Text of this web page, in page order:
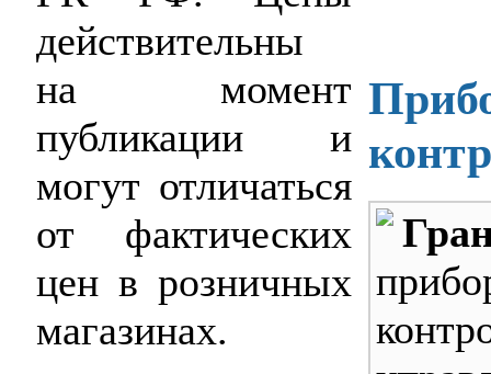
действительны
на момент
публикации и
могут отличаться
от фактических
цен в розничных
магазинах.